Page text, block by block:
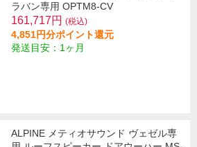
ラバン専用 OPTM8-CV
161,717円 (税込)
4,851円分ポイント還元
発送目安：1ヶ月
ALPINE メティオサウンド ヴェゼル専